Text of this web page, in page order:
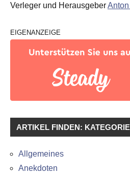
Verleger und Herausgeber
EIGENANZEIGE
ARTIKEL FINDEN:
Allgemeines
Anekdoten